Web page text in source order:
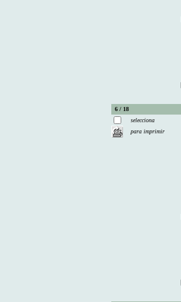
6 / 18
selecciona
para imprimir